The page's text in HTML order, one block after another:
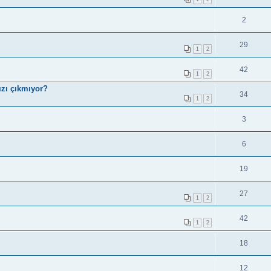
2
1 2 29
1 2 42
çıkmıyor?
1 2 34
3
6
19
1 2 27
1 2 42
18
12